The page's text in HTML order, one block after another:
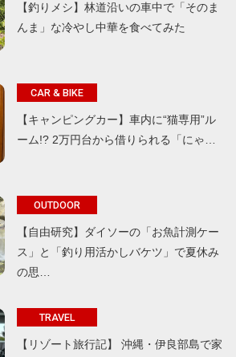
【釣りメシ】林道沿いの車中で「そのま
んま」な冷やし中華を食べてみた
CAR & BIKE
【キャンピングカー】車内に“猫専用”ル
ーム!? 2万円台から借りられる「にゃ…
OUTDOOR
【自由研究】ダイソーの「お魚計測ケー
ス」と「釣り用活かしバケツ」で夏休み
の思…
TRAVEL
【リゾート旅行記】 沖縄・伊良部島で家